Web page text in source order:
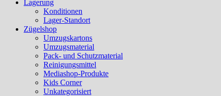
Lagerung
Konditionen
Lager-Standort
Zügelshop
Umzugskartons
Umzugsmaterial
Pack- und Schutzmaterial
Reinigungsmittel
Mediashop-Produkte
Kids Corner
Unkategorisiert